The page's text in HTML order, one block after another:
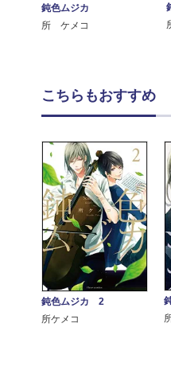
鈍色ムジカ
所 ケメコ
こちらもおすすめ
鈍色ムジカ 2
所ケメコ